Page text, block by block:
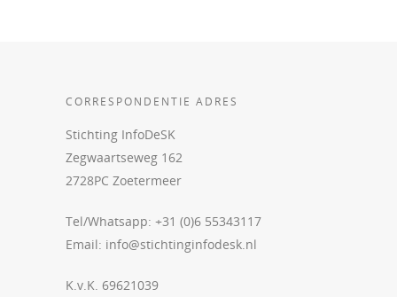
CORRESPONDENTIE ADRES
Stichting InfoDeSK
Zegwaartseweg 162
2728PC Zoetermeer
Tel/Whatsapp: +31 (0)6 55343117
Email: info@stichtinginfodesk.nl
K.v.K. 69621039